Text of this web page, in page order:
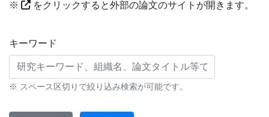
※ をクリックすると外部の論文のサイトが開きます。
研究業績に対する検索条件
キーワード
※ スペース区切りで絞り込み検索が可能です。